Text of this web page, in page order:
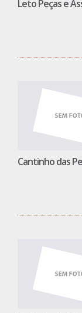
Leto Peças e
Cantinho das